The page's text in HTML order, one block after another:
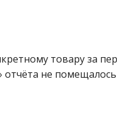
товару за
отчёта не